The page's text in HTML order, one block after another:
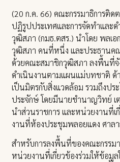
(20 ก.ค. 66) คณะกรรมาธิการติด
ปฏิรูปประเทศและการจัดทำและ
วุฒิสภา (กมธ.ตสร.) นำโดย พลเอ
วุฒิสภา คนที่หนึ่ง และประธานคณ
ด้วยคณะสมาชิกวุฒิสภา ลงพื้นที่จั
ดำเนินงานตามแผนแม่บทชาติ
เป็นมิตรกับสิ่งแวดล้อม รวมถึงปร
ประจักษ์ โดยมีนายชำนาญวิทย์ เ
นำส่วนราชการ และหน่วยงานที่เ
งานที่ห้องประชุมพลอยแดง ศาลา
สำหรับการลงพื้นที่ของคณะกรรม
หน่วยงานที่เกี่ยวข้องร่วมให้ข้อมู